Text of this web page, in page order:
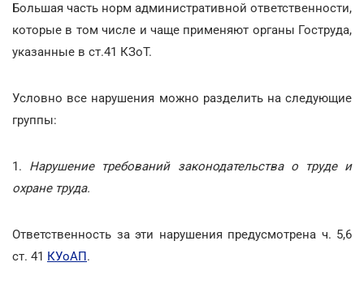
Большая часть норм административной ответственности,
которые в том числе и чаще применяют органы Гоструда,
указанные в ст.41 КЗоТ.
Условно все нарушения можно разделить на следующие
группы:
1. Нарушение требований законодательства о труде и
охране труда.
Ответственность за эти нарушения предусмотрена ч. 5,6
ст. 41 КУоАП.